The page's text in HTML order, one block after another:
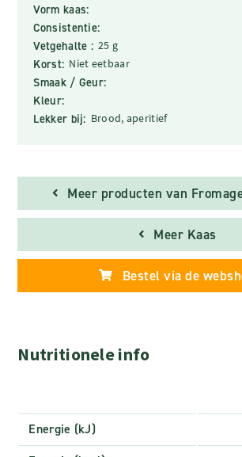
Vorm kaas:
Consistentie:
Vetgehalte : 25 g
Korst: Niet eetbaar
Smaak / Geur:
Kleur:
Lekker bij: Brood, aperitief
Meer producten van
Meer Kaas
Bestel via de
Nutritionele info
Energie (kJ)